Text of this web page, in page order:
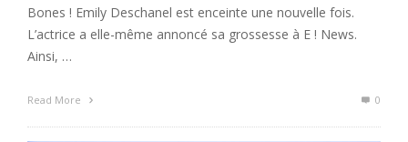
Bones ! Emily Deschanel est enceinte une nouvelle fois.
L’actrice a elle-même annoncé sa grossesse à E ! News.
Ainsi, …
Read More 0